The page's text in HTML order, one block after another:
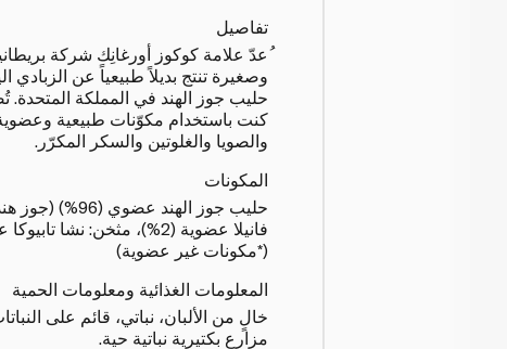
تفاصيل
ُعدّ علامة كوكوز أورغانِك شركة
وصغيرة تنتج بديلاً طبيعياً عن الزبادي
حليب جوز الهند في المملكة المتحدة.
كنت باستخدام مكوّنات طبيعية وعضوية
والصويا والغلوتين والسكر المكرّر.
المكونات
حليب جوز الهند
فانيلا عضوية (2%)، مثخن: نشا
(*مكونات غير عضوية)
المعلومات الغذائية ومعلومات الحمية
خالٍ من الألبان، نباتي، قائم على
مزارع بكتيرية نباتية حية.